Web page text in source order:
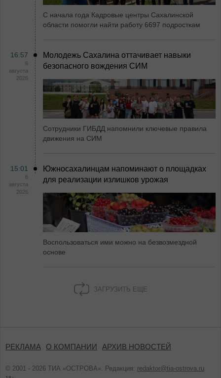
С начала года Кадровые центры Сахалинской
области помогли найти работу 6697 подросткам
16:57
6
августа
2026
Молодежь Сахалина оттачивает навыки
безопасного вождения СИМ
Сотрудники ГИБДД напомнили ключевые правила
движения на СИМ
15:01
6
августа
2026
Южносахалинцам напоминают о площадках
для реализации излишков урожая
Воспользоваться ими можно на безвозмездной
основе
ЗАГРУЗИТЬ ЕЩЕ
РЕКЛАМА О КОМПАНИИ АРХИВ НОВОСТЕЙ
© 2001 - 2026 ТИА «ОСТРОВА». Редакция: redaktor@tia-ostrova.ru.